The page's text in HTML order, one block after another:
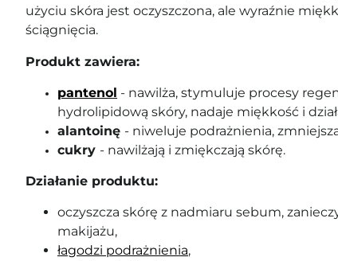
użyciu skóra jest oczyszczona, ale wyraźnie
ściągnięcia.
Produkt zawiera:
pantenol - nawilża, stymuluje procesy
hydrolipidową skóry, nadaje miękkość i
alantoinę - niweluje podrażnienia,
cukry - nawilżają i zmiękczają skórę.
Działanie produktu:
oczyszcza skórę z nadmiaru sebum,
makijażu,
łagodzi podrażnienia,